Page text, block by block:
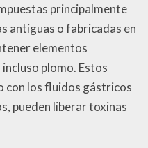
principalmente
antiguas o fabricadas en
elementos
plomo. Estos
con los fluidos gástricos
pueden liberar toxinas